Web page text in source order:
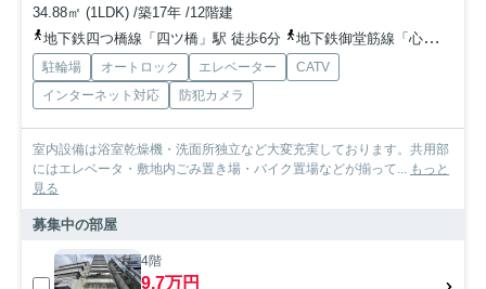
34.88㎡ (1LDK) /築17年 /12階建
地下鉄四つ橋線「四ツ橋」駅 徒歩6分
地下鉄御堂筋線「心斎橋」駅 徒歩8分
駐輪場 オートロック エレベーター
CATV
インターネット対応
防犯カメラ
室内設備は浴室乾燥機・洗面所独立など大変充実しております。共用部
にはエレベータ・敷地内ごみ置き場・バイク置場などが揃って... もっと
見る
募集中の部屋
4階
9.7万円